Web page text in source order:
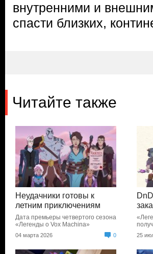
внутренними и
спасти близких,
Читайте также
Неудачники готовы к
летним приключениям
Дата премьеры четвертого сезона
«Легенды о Vox Machina»
04 марта 2026 0 25